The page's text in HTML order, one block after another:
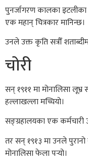
पुनर्जागरण कालका
एक महान् चित्रकार मानिन्छ।
उनले उक्त कृति सत्रौँ
चोरी
सन् १९११ मा मोनालिसा लूभ्र
हल्लाखल्ला मच्चियो।
सङ्ग्रहालयका एक कर्मचारी
तर सन् १९१३ मा उनले पुरानो
मोनालिसा फेला पर्‍यो।